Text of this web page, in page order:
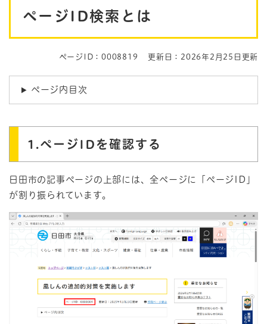
ページID検索とは
ページID：0008819 更新日：2026年2月25日更新
ページ内目次
1.ページIDを確認する
日田市の記事ぺージの上部には、全ページに「ぺージID」
が割り振られています。